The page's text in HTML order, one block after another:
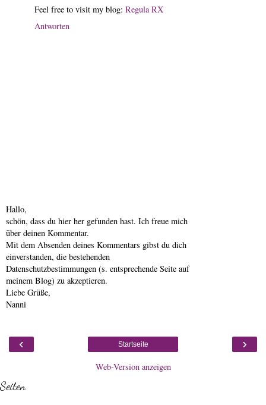
Feel free to visit my blog: Regula RX
Antworten
Hallo,
schön, dass du hier her gefunden hast. Ich freue mich
über deinen Kommentar.
Mit dem Absenden deines Kommentars gibst du dich
einverstanden, die bestehenden
Datenschutzbestimmungen (s. entsprechende Seite auf
meinem Blog) zu akzeptieren.
Liebe Grüße,
Nanni
‹ ›
Startseite
Web-Version anzeigen
Seiten